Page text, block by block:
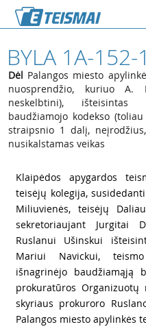
BYLA 1A-
Dėl Palangos miesto
nuosprendžio, kuriuo A.
neskelbtini), išteisintas
baudžiamojo kodekso
straipsnio 1 dalį,
nusikalstamas veikas
Klaipėdos apygardos
teisėjų kolegija,
Miliuvienės, teisėjų
sekretoriaujant Jurgitai
Ruslanui Ušinskui
Mariui Navickui,
išnagrinėjo baudžiamąją
prokuratūros
skyriaus prokuroro
Palangos miesto apylinkės